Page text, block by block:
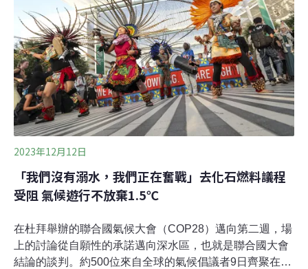
食系統和氣候行動宣言》（簡稱阿聯糧食宣言），為糧食
系統減碳邁出關鍵性一步。官方新聞稿指出，最初簽署的
134個國家涵蓋全球57億人口和近5億農民，佔全球糧食系
統總排放量的76%，也等於全球總排放量的25%。根據宣
言，簽署國承諾2050年前，將糧食系統納入國家自主貢獻
（NDC），以強
2023年12月12日
「我們沒有溺水，我們正在奮戰」去化石燃料議程
受阻 氣候遊行不放棄1.5℃
在杜拜舉辦的聯合國氣候大會（COP28）邁向第二週，場
上的討論從自願性的承諾邁向深水區，也就是聯合國大會
結論的談判。約500位來自全球的氣候倡議者9日齊聚在大